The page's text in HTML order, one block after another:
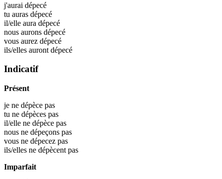
j'aurai dépecé
tu auras dépecé
il/elle aura dépecé
nous aurons dépecé
vous aurez dépecé
ils/elles auront dépecé
Indicatif
Présent
je ne dépèce pas
tu ne dépèces pas
il/elle ne dépèce pas
nous ne dépeçons pas
vous ne dépecez pas
ils/elles ne dépècent pas
Imparfait